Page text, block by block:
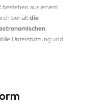
bestehen aus einem
behältdie
Unterstützung und